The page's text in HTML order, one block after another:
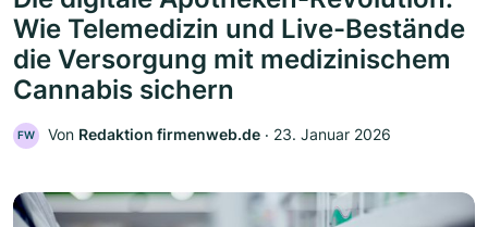
Wie Telemedizin und Live-Bestände
die Versorgung mit medizinischem
Cannabis sichern
FW Von Redaktion firmenweb.de ‧ 23. Januar 2026